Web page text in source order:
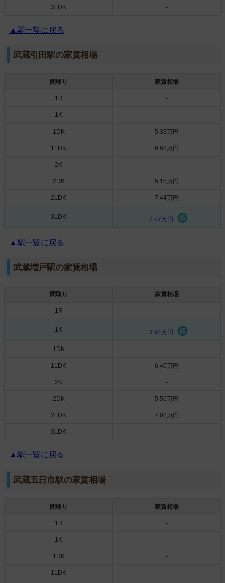
3LDK -
▲駅一覧に戻る
武蔵引田駅の家賃相場
間取り 家賃相場
1R -
1K -
1DK 5.33万円
1LDK 6.68万円
2K -
2DK 5.15万円
2LDK 7.44万円
3LDK 7.07万円
▲駅一覧に戻る
武蔵増戸駅の家賃相場
間取り 家賃相場
1R -
1K 3.94万円
1DK -
1LDK 6.40万円
2K -
2DK 5.56万円
2LDK 7.02万円
3LDK -
▲駅一覧に戻る
武蔵五日市駅の家賃相場
間取り 家賃相場
1R -
1K -
1DK -
1LDK -